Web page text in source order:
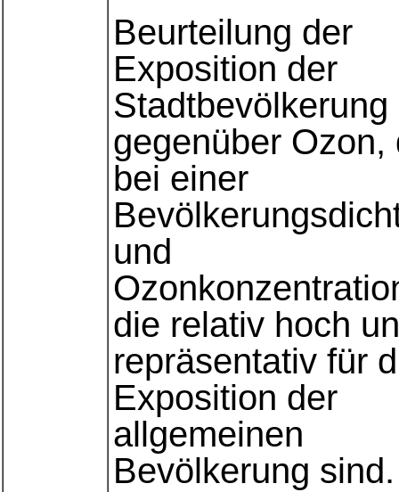
Beurteilung der
Exposition der
Stadtbevölkerung
gegenüber Ozon,
bei einer
und
die relativ hoch
repräsentativ für
Exposition der
allgemeinen
Bevölkerung sind.